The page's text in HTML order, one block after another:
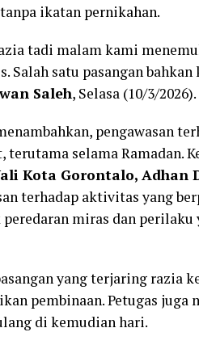
ikatan pernikahan.
tadi malam kami
Salah satu pasangan
Saleh, Selasa (10/3/2026).
pengawasan
terutama selama Ramadan.
Kota Gorontalo, Adhan
terhadap aktivitas yang
miras dan
yang terjaring razia
pembinaan. Petugas
di kemudian hari.